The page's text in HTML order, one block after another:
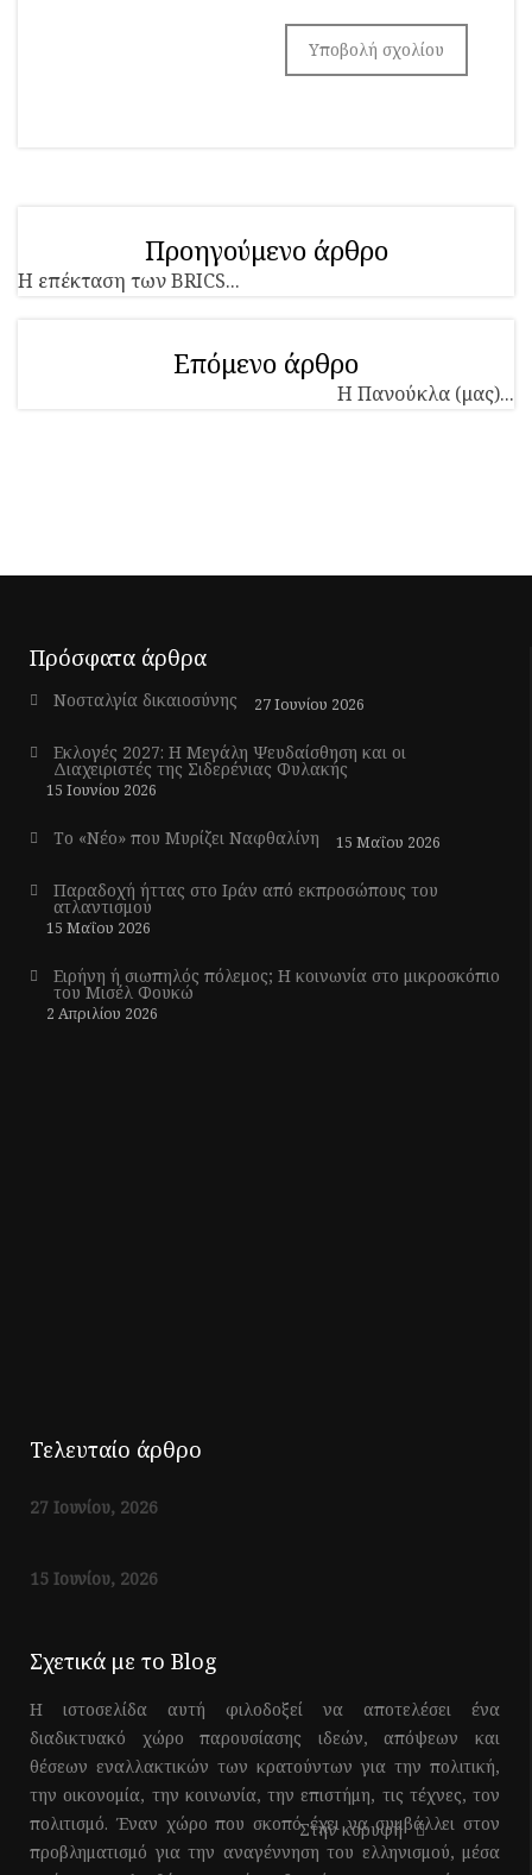
Προηγούμενο άρθρο
H επέκταση των BRICS...
Επόμενο άρθρο
Η Πανούκλα (μας)...
Πρόσφατα άρθρα
Νοσταλγία δικαιοσύνης 27 Ιουνίου 2026
Εκλογές 2027: Η Μεγάλη Ψευδαίσθηση και οι
Διαχειριστές της Σιδερένιας Φυλακής
15 Ιουνίου 2026
Το «Νέο» που Μυρίζει Ναφθαλίνη 15 Μαΐου 2026
Παραδοχή ήττας στο Ιράν από εκπροσώπους του
ατλαντισμού
15 Μαΐου 2026
Ειρήνη ή σιωπηλός πόλεμος; Η κοινωνία στο μικροσκόπιο
του Μισέλ Φουκώ
2 Απριλίου 2026
Τελευταίο άρθρο
27 Ιουνίου, 2026
15 Ιουνίου, 2026
Σχετικά με το Blog
Η ιστοσελίδα αυτή φιλοδοξεί να αποτελέσει ένα
διαδικτυακό χώρο παρουσίασης ιδεών, απόψεων και
θέσεων εναλλακτικών των κρατούντων για την πολιτική,
την οικονομία, την κοινωνία, την επιστήμη, τις τέχνες, τον
πολιτισμό. Έναν χώρο που σκοπό έχει να συμβάλλει στον
προβληματισμό για την αναγέννηση του ελληνισμού, μέσα
Στην κορυφή